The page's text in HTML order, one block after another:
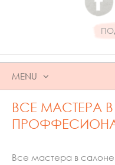
MENU
SKIP
TO
CONTENT
ВСЕ МАСТЕРА
Все мастера в